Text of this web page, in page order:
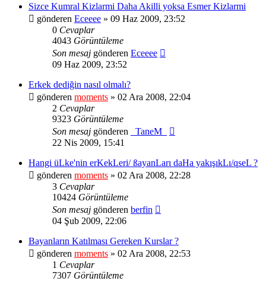
Sizce Kumral Kizlarmi Daha Akilli yoksa Esmer Kizlarmi
gönderen Eceeee » 09 Haz 2009, 23:52
0 Cevaplar
4043 Görüntüleme
Son mesaj gönderen Eceeee
09 Haz 2009, 23:52
Erkek dediğin nasıl olmalı?
gönderen moments » 02 Ara 2008, 22:04
2 Cevaplar
9323 Görüntüleme
Son mesaj gönderen
_TaneM_
22 Nis 2009, 15:41
Hangi üLke'nin erKekLeri/ ßayanLarı daHa yakışıkLı/qseL ?
gönderen moments » 02 Ara 2008, 22:28
3 Cevaplar
10424 Görüntüleme
Son mesaj gönderen berfin
04 Şub 2009, 22:06
Bayanların Katılması Gereken Kurslar ?
gönderen moments » 02 Ara 2008, 22:53
1 Cevaplar
7307 Görüntüleme